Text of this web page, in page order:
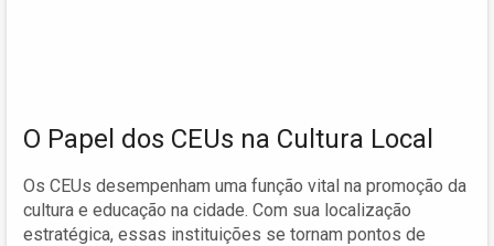
O Papel dos CEUs na Cultura Local
Os CEUs desempenham uma função vital na promoção da
cultura e educação na cidade. Com sua localização
estratégica, essas instituições se tornam pontos de